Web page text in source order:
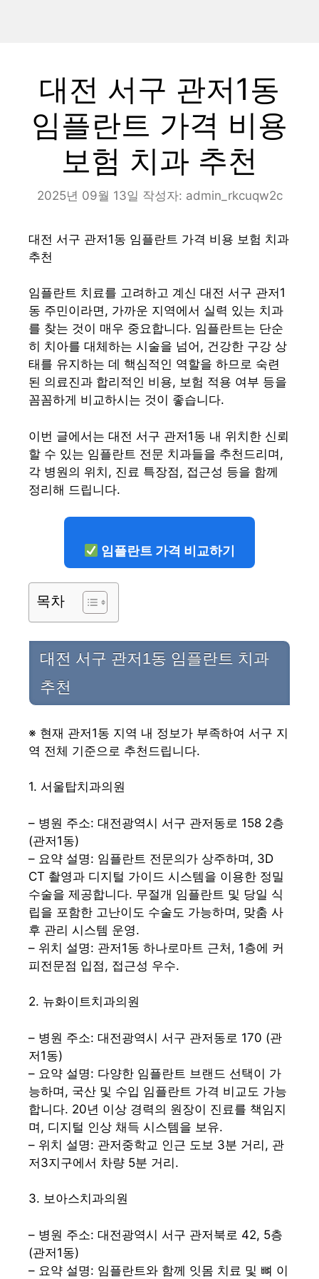
대전 서구 관저1동
임플란트 가격 비용
보험 치과 추천
2025년 09월 13일 작성자: admin_rkcuqw2c
대전 서구 관저1동 임플란트 가격 비용 보험 치과
추천
임플란트 치료를 고려하고 계신 대전 서구 관저1
동 주민이라면, 가까운 지역에서 실력 있는 치과
를 찾는 것이 매우 중요합니다. 임플란트는 단순
히 치아를 대체하는 시술을 넘어, 건강한 구강 상
태를 유지하는 데 핵심적인 역할을 하므로 숙련
된 의료진과 합리적인 비용, 보험 적용 여부 등을
꼼꼼하게 비교하시는 것이 좋습니다.
이번 글에서는 대전 서구 관저1동 내 위치한 신뢰
할 수 있는 임플란트 전문 치과들을 추천드리며,
각 병원의 위치, 진료 특장점, 접근성 등을 함께
정리해 드립니다.
임플란트 가격 비교하기
목차
대전 서구 관저1동 임플란트 치과
추천
※ 현재 관저1동 지역 내 정보가 부족하여 서구 지
역 전체 기준으로 추천드립니다.
1. 서울탑치과의원
– 병원 주소: 대전광역시 서구 관저동로 158 2층
(관저1동)
– 요약 설명: 임플란트 전문의가 상주하며, 3D
CT 촬영과 디지털 가이드 시스템을 이용한 정밀
수술을 제공합니다. 무절개 임플란트 및 당일 식
립을 포함한 고난이도 수술도 가능하며, 맞춤 사
후 관리 시스템 운영.
– 위치 설명: 관저1동 하나로마트 근처, 1층에 커
피전문점 입점, 접근성 우수.
2. 뉴화이트치과의원
– 병원 주소: 대전광역시 서구 관저동로 170 (관
저1동)
– 요약 설명: 다양한 임플란트 브랜드 선택이 가
능하며, 국산 및 수입 임플란트 가격 비교도 가능
합니다. 20년 이상 경력의 원장이 진료를 책임지
며, 디지털 인상 채득 시스템을 보유.
– 위치 설명: 관저중학교 인근 도보 3분 거리, 관
저3지구에서 차량 5분 거리.
3. 보아스치과의원
– 병원 주소: 대전광역시 서구 관저북로 42, 5층
(관저1동)
– 요약 설명: 임플란트와 함께 잇몸 치료 및 뼈 이